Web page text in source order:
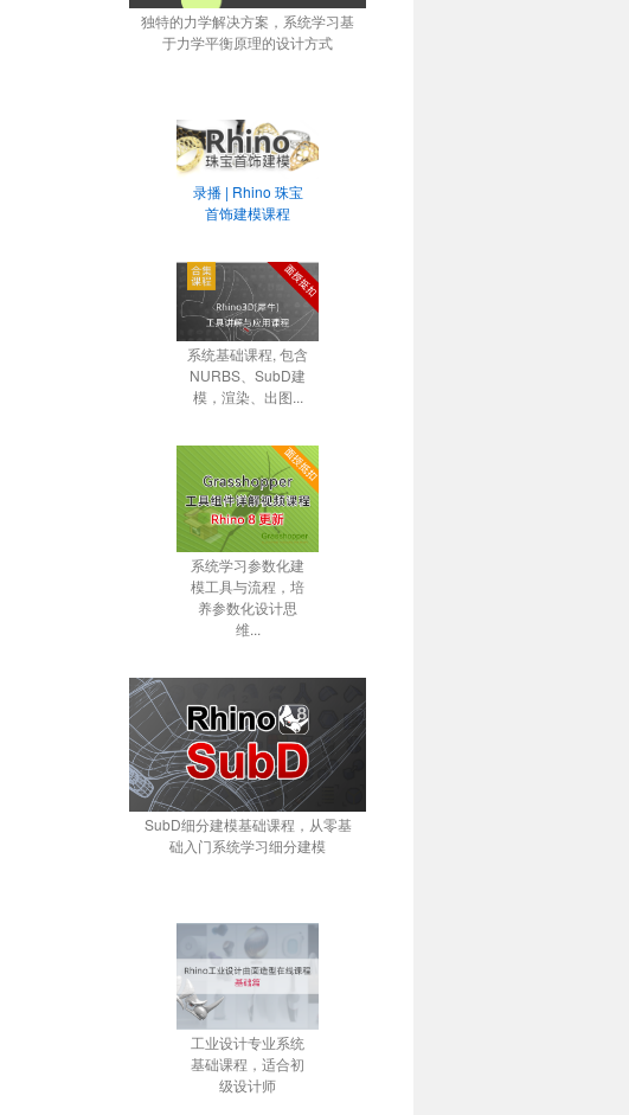
独特的力学解决方案，系统学习基
于力学平衡原理的设计方式
录播 | Rhino 珠宝
首饰建模课程
系统基础课程, 包含
NURBS、SubD建
模，渲染、出图...
系统学习参数化建
模工具与流程，培
养参数化设计思
维...
SubD细分建模基础课程，从零基
础入门系统学习细分建模
工业设计专业系统
基础课程，适合初
级设计师